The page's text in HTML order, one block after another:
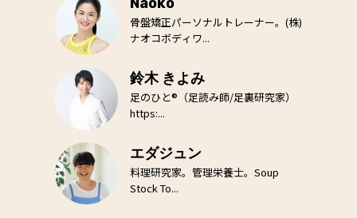
骨盤矯正パーソナルトレーナー。(株)
ナオコボディワ...
鈴木 きよみ
足のひと®（足読み師/足裏研究家）
https:...
エダジュン
料理研究家。管理栄養士。Soup
Stock To...